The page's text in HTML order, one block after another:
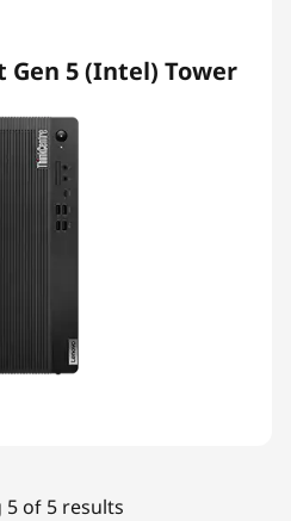
Gen 5 (Intel) Tower
5 of 5 results